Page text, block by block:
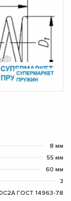
8 мм
55 мм
60 мм
3
ГОСТ 14963-78